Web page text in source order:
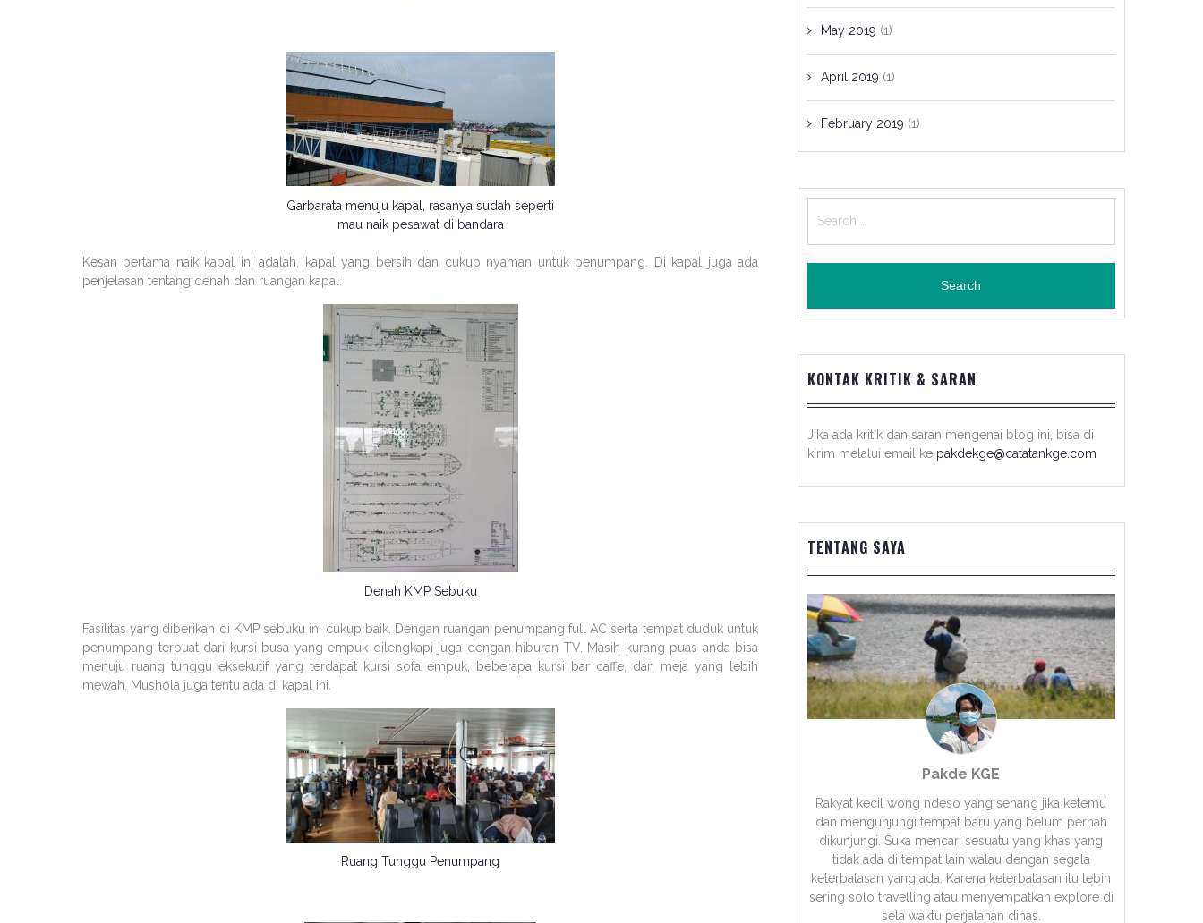
Garbarata menuju kapal, rasanya sudah seperti
mau naik pesawat di bandara
Kesan pertama naik kapal ini adalah, kapal yang bersih dan cukup nyaman untuk penumpang. Di kapal juga ada
penjelasan tentang denah dan ruangan kapal.
Denah KMP Sebuku
Fasilitas yang diberikan di KMP sebuku ini cukup baik. Dengan ruangan penumpang full AC serta tempat duduk untuk
penumpang terbuat dari kursi busa yang empuk dilengkapi juga dengan hiburan TV. Masih kurang puas anda bisa
menuju ruang tunggu eksekutif yang terdapat kursi sofa empuk, beberapa kursi bar caffe, dan meja yang lebih
mewah. Mushola juga tentu ada di kapal ini.
Ruang Tunggu Penumpang
May 2019 (1)
April 2019 (1)
February 2019 (1)
for:
KONTAK KRITIK & SARAN
Jika ada kritik dan saran mengenai blog ini, bisa di
kirim melalui email ke pakdekge@catatankge.com
TENTANG SAYA
Pakde KGE
Rakyat kecil wong ndeso yang senang jika ketemu
dan mengunjungi tempat baru yang belum pernah
dikunjungi. Suka mencari sesuatu yang khas yang
tidak ada di tempat lain walau dengan segala
keterbatasan yang ada. Karena keterbatasan itu lebih
sering solo travelling atau menyempatkan explore di
sela waktu perjalanan dinas.